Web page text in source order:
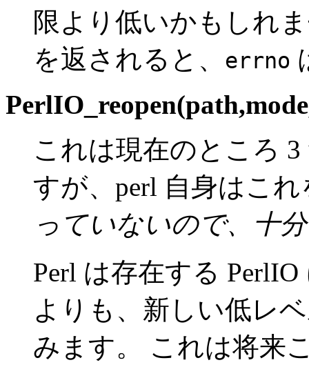
限より低いかもしれ
を返されると、
errno
これは現在のところ
すが、perl 自身はこ
っていないので、十
Perl は存在する
よりも、新しい低レ
みます。 これは将来